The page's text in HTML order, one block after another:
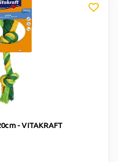
- VITAKRAFT